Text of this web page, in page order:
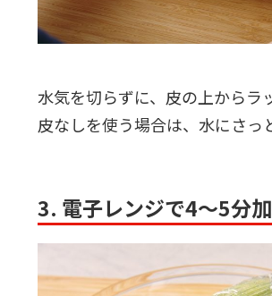
水気を切らずに、皮の上からラ
皮なしを使う場合は、水にさっ
3. 電子レンジで4～5分